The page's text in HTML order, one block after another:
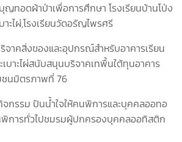
ทอดผ้าป่าเพื่อการศึกษา โรงเรียนบ้านโป่ง
าะไผ่,โรงเรียนวัดอรัญไพรศรี
าคสิ่งของและอุปกรณ์สำหรับอาคารเรียน
เบาะไผ่สนับสนุนบริจาคเทพื้นใต้ทุนอาคาร
ชนมิตรภาพที่ 76
กรรม ปันน้ำใจให้คนพิการและบุคคลออทอ
ารทั่วไปชมรมผู้ปกครองบุคคลออทิสติก